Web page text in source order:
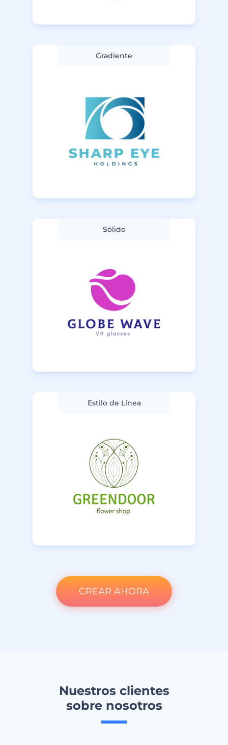
Gradiente
Sólido
Estilo de Línea
CREAR AHORA
Nuestros clientes
sobre nosotros